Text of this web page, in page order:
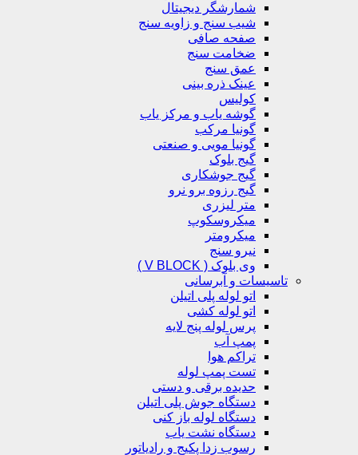
شمارشگر دیجیتال
شیب سنج و زاویه سنج
صفحه صافی
ضخامت سنج
عمق سنج
عینک ذره بینی
گوشه یاب و مرکز یاب
گونیا مرکب
گونیا مویی و صنعتی
گیج بلوک
گیج جوشکاری
گیج رزوه برو نرو
متر لیزری
میکروسکوپ
میکرومتر
نیرو سنج
وی بلوک ( V BLOCK )
تاسیسات و آبرسانی
اتو لوله پلی اتیلن
اتو لوله کشی
پرس لوله پنج لایه
تراکم هوا
تست پمپ لوله
حدیده برقی و دستی
دستگاه جوش پلی اتیلن
دستگاه لوله باز کنی
دستگاه نشت یاب
رسوب زدا پکیج و رادیاتور